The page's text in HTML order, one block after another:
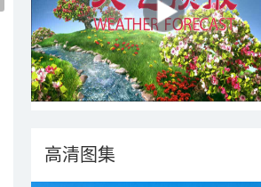
高清图集